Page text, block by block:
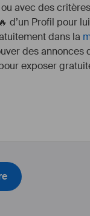
avec des
Profil pour
dans la
des annonces
exposer